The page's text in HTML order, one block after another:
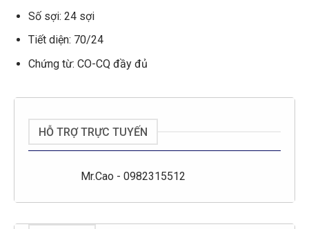
Số sợi: 24 sợi
Tiết diện: 70/24
Chứng từ: CO-CQ đầy đủ
HỖ TRỢ TRỰC TUYẾN
Mr.Cao - 0982315512